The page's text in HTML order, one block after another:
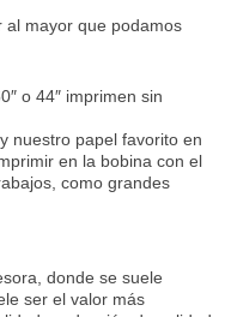
al mayor que podamos
o 44″ imprimen sin
nuestro papel favorito en
en la bobina con el
como grandes
donde se suele
ser el valor más